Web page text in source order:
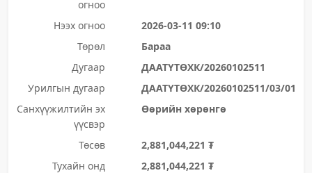
огноо
Нээх огноо
2026-03-11 09:10
Төрөл
Бараа
Дугаар
ДААТҮТӨХК/20260102511
Урилгын дугаар
ДААТҮТӨХК/20260102511/03/01
Санхүүжилтийн эх
үүсвэр
Өөрийн хөрөнгө
Төсөв
2,881,044,221 ₮
Тухайн онд
2,881,044,221 ₮